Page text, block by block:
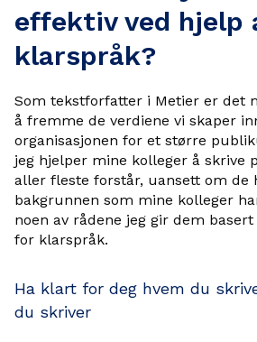
effektiv ved hjelp
klarspråk?
Som tekstforfatter i Metier er det
å fremme de verdiene vi skaper
organisasjonen for et større
jeg hjelper mine kolleger å skrive
aller fleste forstår, uansett om de
bakgrunnen som mine kolleger
noen av rådene jeg gir dem
for klarspråk.
Ha klart for deg hvem du
du skriver